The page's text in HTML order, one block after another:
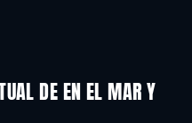
DE EN EL MAR Y